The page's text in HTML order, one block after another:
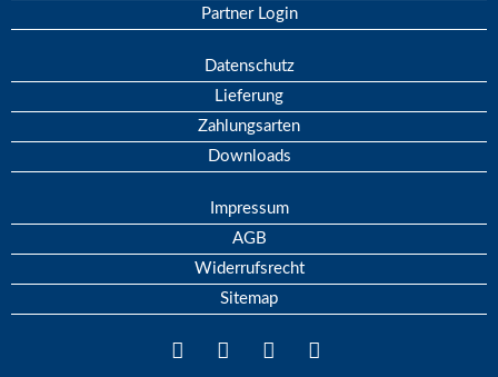
Partner Login
Datenschutz
Lieferung
Zahlungsarten
Downloads
Impressum
AGB
Widerrufsrecht
Sitemap